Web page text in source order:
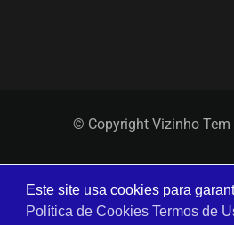
© Copyright Vizinho Tem
Este site usa cookies para
Política de Cookies Termos de